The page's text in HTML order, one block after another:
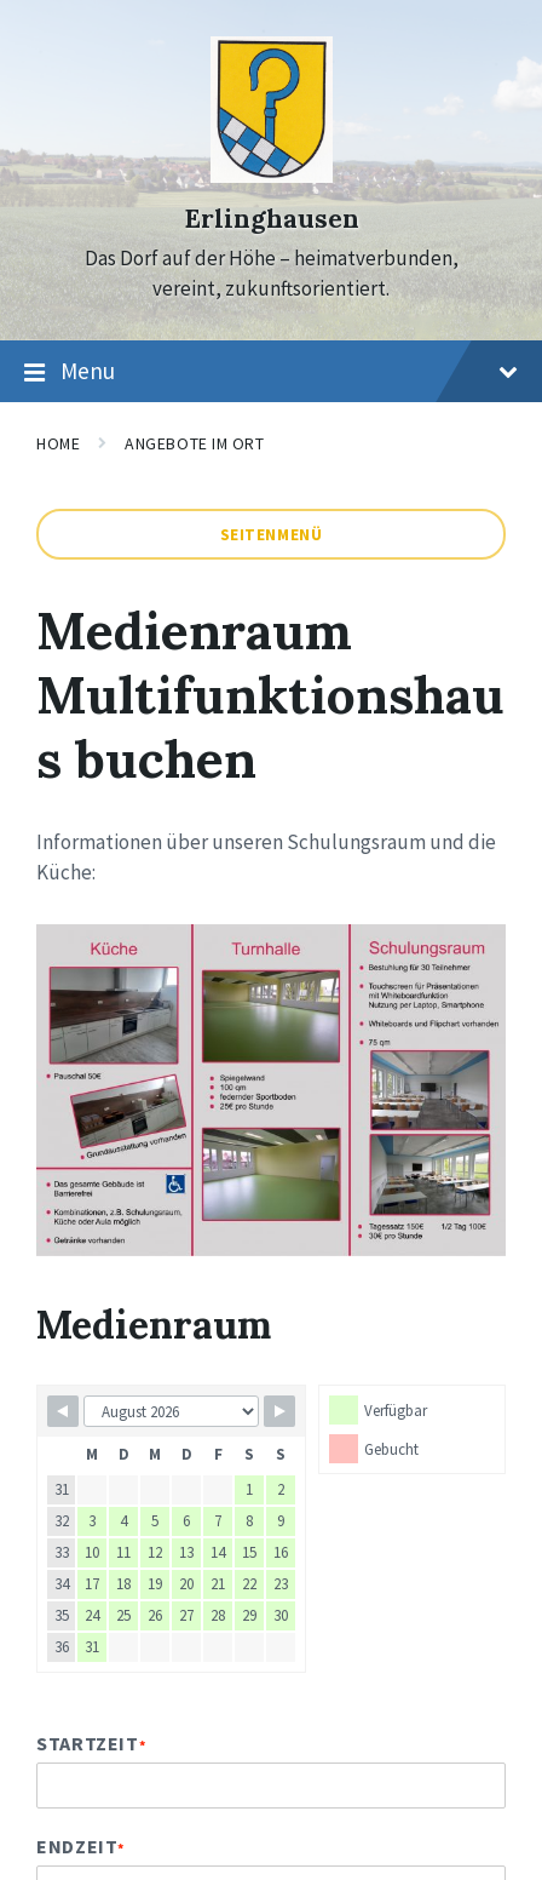
Erlinghausen
Das Dorf auf der Höhe – heimatverbunden,
vereint, zukunftsorientiert.
Menu
HOME ANGEBOTE IM ORT
SEITENMENÜ
Medienraum
Multifunktionshau
s buchen
Informationen über unseren Schulungsraum und die
Küche:
Medienraum
Verfügbar
Gebucht
M D M D F S
S
31
1
2
32
3 4 5 6 7 8
9
33
10 11 12 13 14 15
16
34
17 18 19 20 21 22
23
35
24 25 26 27 28 29
30
36
31
STARTZEIT*
ENDZEIT*